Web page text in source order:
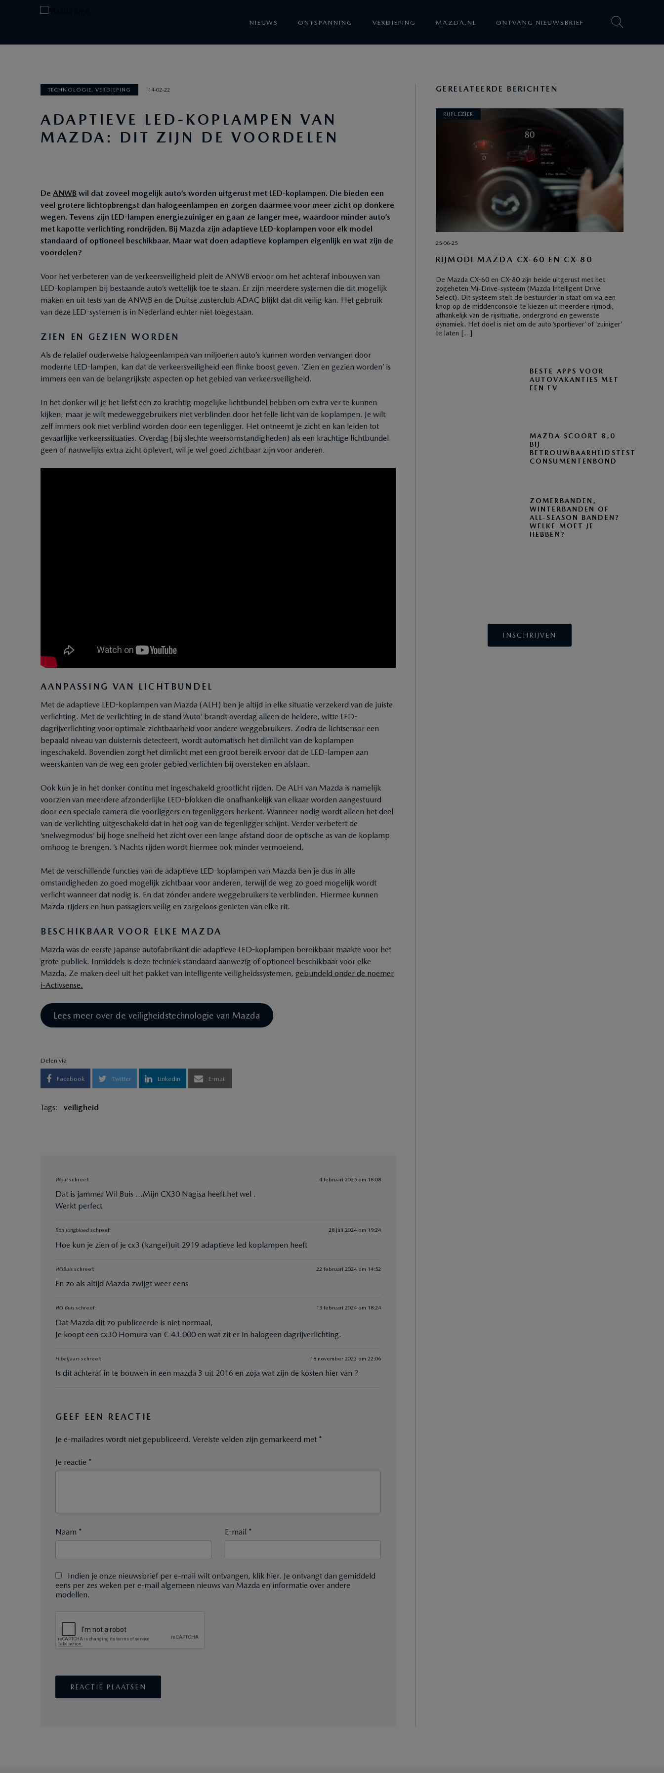
NIEUWS ONTSPANNING VERDIEPING MAZDA.NL ONTVANG NIEUWSBRIEF
TECHNOLOGIE, VERDIEPING 14-02-22
ADAPTIEVE LED-KOPLAMPEN VAN
MAZDA: DIT ZIJN DE VOORDELEN
De ANWB wil dat zoveel mogelijk auto’s worden uitgerust met LED-koplampen. Die bieden een
veel grotere lichtopbrengst dan halogeenlampen en zorgen daarmee voor meer zicht op donkere
wegen. Tevens zijn LED-lampen energiezuiniger en gaan ze langer mee, waardoor minder auto’s
met kapotte verlichting rondrijden. Bij Mazda zijn adaptieve LED-koplampen voor elk model
standaard of optioneel beschikbaar. Maar wat doen adaptieve koplampen eigenlijk en wat zijn de
voordelen?
Voor het verbeteren van de verkeersveiligheid pleit de ANWB ervoor om het achteraf inbouwen van
LED-koplampen bij bestaande auto’s wettelijk toe te staan. Er zijn meerdere systemen die dit mogelijk
maken en uit tests van de ANWB en de Duitse zusterclub ADAC blijkt dat dit veilig kan. Het gebruik
van deze LED-systemen is in Nederland echter niet toegestaan.
ZIEN EN GEZIEN WORDEN
Als de relatief ouderwetse halogeenlampen van miljoenen auto’s kunnen worden vervangen door
moderne LED-lampen, kan dat de verkeersveiligheid een flinke boost geven. ‘Zien en gezien worden’ is
immers een van de belangrijkste aspecten op het gebied van verkeersveiligheid.
In het donker wil je het liefst een zo krachtig mogelijke lichtbundel hebben om extra ver te kunnen
kijken, maar je wilt medeweggebruikers niet verblinden door het felle licht van de koplampen. Je wilt
zelf immers ook niet verblind worden door een tegenligger. Het ontneemt je zicht en kan leiden tot
gevaarlijke verkeerssituaties. Overdag (bij slechte weersomstandigheden) als een krachtige lichtbundel
geen of nauwelijks extra zicht oplevert, wil je wel goed zichtbaar zijn voor anderen.
AANPASSING VAN LICHTBUNDEL
Met de adaptieve LED-koplampen van Mazda (ALH) ben je altijd in elke situatie verzekerd van de juiste
verlichting. Met de verlichting in de stand ‘Auto’ brandt overdag alleen de heldere, witte LED-
dagrijverlichting voor optimale zichtbaarheid voor andere weggebruikers. Zodra de lichtsensor een
bepaald niveau van duisternis detecteert, wordt automatisch het dimlicht van de koplampen
ingeschakeld. Bovendien zorgt het dimlicht met een groot bereik ervoor dat de LED-lampen aan
weerskanten van de weg een groter gebied verlichten bij oversteken en afslaan.
Ook kun je in het donker continu met ingeschakeld grootlicht rijden. De ALH van Mazda is namelijk
voorzien van meerdere afzonderlijke LED-blokken die onafhankelijk van elkaar worden aangestuurd
door een speciale camera die voorliggers en tegenliggers herkent. Wanneer nodig wordt alleen het deel
van de verlichting uitgeschakeld dat in het oog van de tegenligger schijnt. Verder verbetert de
‘snelwegmodus’ bij hoge snelheid het zicht over een lange afstand door de optische as van de koplamp
omhoog te brengen. ’s Nachts rijden wordt hiermee ook minder vermoeiend.
Met de verschillende functies van de adaptieve LED-koplampen van Mazda ben je dus in alle
omstandigheden zo goed mogelijk zichtbaar voor anderen, terwijl de weg zo goed mogelijk wordt
verlicht wanneer dat nodig is. En dat zónder andere weggebruikers te verblinden. Hiermee kunnen
Mazda-rijders en hun passagiers veilig en zorgeloos genieten van elke rit.
BESCHIKBAAR VOOR ELKE MAZDA
Mazda was de eerste Japanse autofabrikant die adaptieve LED-koplampen bereikbaar maakte voor het
grote publiek. Inmiddels is deze techniek standaard aanwezig of optioneel beschikbaar voor elke
Mazda. Ze maken deel uit het pakket van intelligente veiligheidssystemen, gebundeld onder de noemer
i-Activsense.
Lees meer over de veiligheidstechnologie van Mazda
Delen via
Facebook Twitter Linkedin E-mail
Tags: veiligheid
Wout schreef: 4 februari 2025 om 18:08
Dat is jammer Wil Buis …Mijn CX30 Nagisa heeft het wel .
Werkt perfect
Ron Jongbloed schreef: 28 juli 2024 om 19:24
Hoe kun je zien of je cx3 (kangei)uit 2919 adaptieve led koplampen heeft
WilBuis schreef: 22 februari 2024 om 14:52
En zo als altijd Mazda zwijgt weer eens
Wil Buis schreef: 13 februari 2024 om 18:24
Dat Mazda dit zo publiceerde is niet normaal,
Je koopt een cx30 Homura van € 43.000 en wat zit er in halogeen dagrijverlichting.
H beljaars schreef: 18 november 2023 om 22:06
Is dit achteraf in te bouwen in een mazda 3 uit 2016 en zoja wat zijn de kosten hier van ?
GEEF EEN REACTIE
Je e-mailadres wordt niet gepubliceerd. Vereiste velden zijn gemarkeerd met *
Je reactie *
Naam * E-mail *
Indien je onze nieuwsbrief per e-mail wilt ontvangen, klik hier. Je ontvangt dan gemiddeld
eens per zes weken per e-mail algemeen nieuws van Mazda en informatie over andere
modellen.
GERELATEERDE BERICHTEN
RIJPLEZIER
25-06-25
RIJMODI MAZDA CX-60 EN CX-80
De Mazda CX-60 en CX-80 zijn beide uitgerust met het
zogeheten Mi-Drive-systeem (Mazda Intelligent Drive
Select). Dit systeem stelt de bestuurder in staat om via een
knop op de middenconsole te kiezen uit meerdere rijmodi,
afhankelijk van de rijsituatie, ondergrond en gewenste
dynamiek. Het doel is niet om de auto ‘sportiever’ of ‘zuiniger’
te laten […]
BESTE APPS VOOR
AUTOVAKANTIES MET
EEN EV
MAZDA SCOORT 8,0
BIJ
BETROUWBAARHEIDSTEST
CONSUMENTENBOND
ZOMERBANDEN,
WINTERBANDEN OF
ALL-SEASON BANDEN?
WELKE MOET JE
HEBBEN?
INSCHRIJVEN